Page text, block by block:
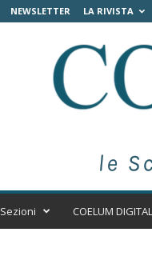
NEWSLETTER LA RIVISTA
Sezioni COELUM